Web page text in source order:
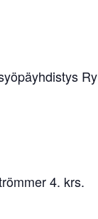
Ry
4. krs.